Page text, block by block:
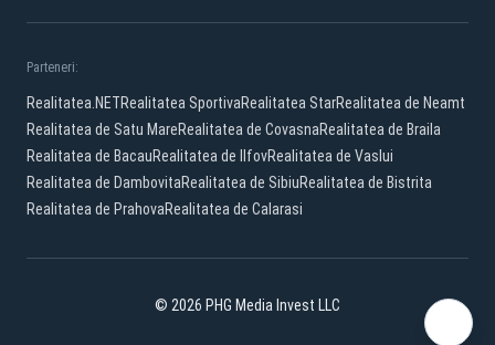
Parteneri:
Realitatea.NETRealitatea SportivaRealitatea StarRealitatea de Neamt
Realitatea de Satu MareRealitatea de CovasnaRealitatea de Braila
Realitatea de BacauRealitatea de IlfovRealitatea de Vaslui
Realitatea de DambovitaRealitatea de SibiuRealitatea de Bistrita
Realitatea de PrahovaRealitatea de Calarasi
© 2026 PHG Media Invest LLC